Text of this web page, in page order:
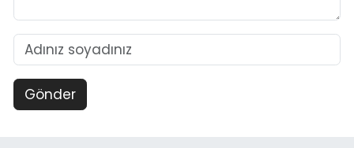
Gönder